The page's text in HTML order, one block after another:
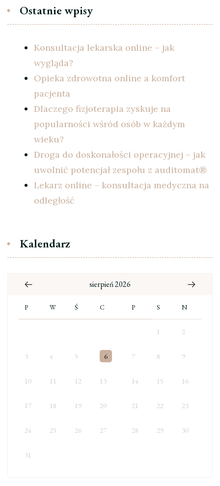
Ostatnie wpisy
Konsultacja lekarska online – jak
wygląda?
Opieka zdrowotna online a komfort
pacjenta
Dlaczego fizjoterapia zyskuje na
popularności wśród osób w każdym
wieku?
Droga do doskonałości operacyjnej – jak
uwolnić potencjał zespołu z auditomat®
Lekarz online – konsultacja medyczna na
odległość
Kalendarz
sierpień 2026
P W Ś C P S N
1 2
3 4 5 6 7 8 9
10 11 12 13 14 15 16
17 18 19 20 21 22 23
24 25 26 27 28 29 30
31